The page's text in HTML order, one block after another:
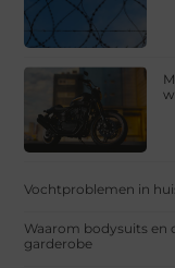
Vochtproblemen in
Waarom bodysuits en
garderobe